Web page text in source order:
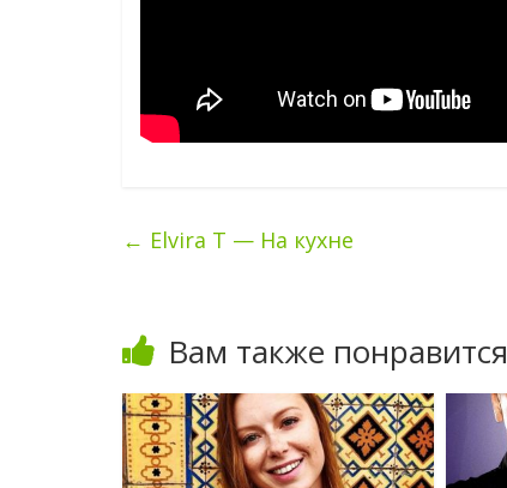
← Elvira T — На кухне
Вам также понравится